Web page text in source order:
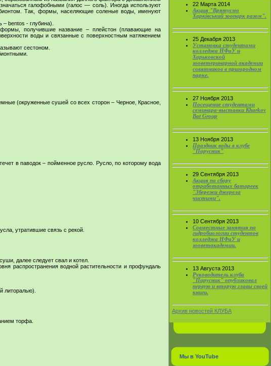
галофобными (галос — соль). Иногда используют
Так, формы, населяющие соленые воды, именуют
bentos - глубина).
получившие название – плейстон (плавающие на
воды и связанные с поверхностным натяжением
сестоном.
(окруженные сушей со всех сторон – Черное, Красное,
в паводок – пойменное русло. Русло, по которому вода
утратившие связь с рекой.
далее следует свал и котел.
распространения водной растительности и профундаль
литоралью).
торфа.
22 Марта 2014
Акция "Врятуємо
Харківський зоопарк разом".
25 Декабря 2013
Установка студентами
колледжа НФаУ и
Харьковской
зооветеринарной академии
совятников в пригородном
парке.
27 Ноября 2013
Посещение студентами
семинара-выставки Kharkov
Bat Group
13 Ноября 2013
Праздник воды в клубе
"Парусник"
29 Сентября 2013
Акция по сбору
отработанных батареек
"Збережи джерела
чистими".
10 Сентября 2013
Совместные занятия по
гидробиологии студентов
колледжа НФаУ и
зооветакадемии.
13 Августа 2013
Руководитель клуба
"Парусник" опубликовал
первую и вторую главы своей
книги.
Архив новостей КЛУБА
Мы в YouTube